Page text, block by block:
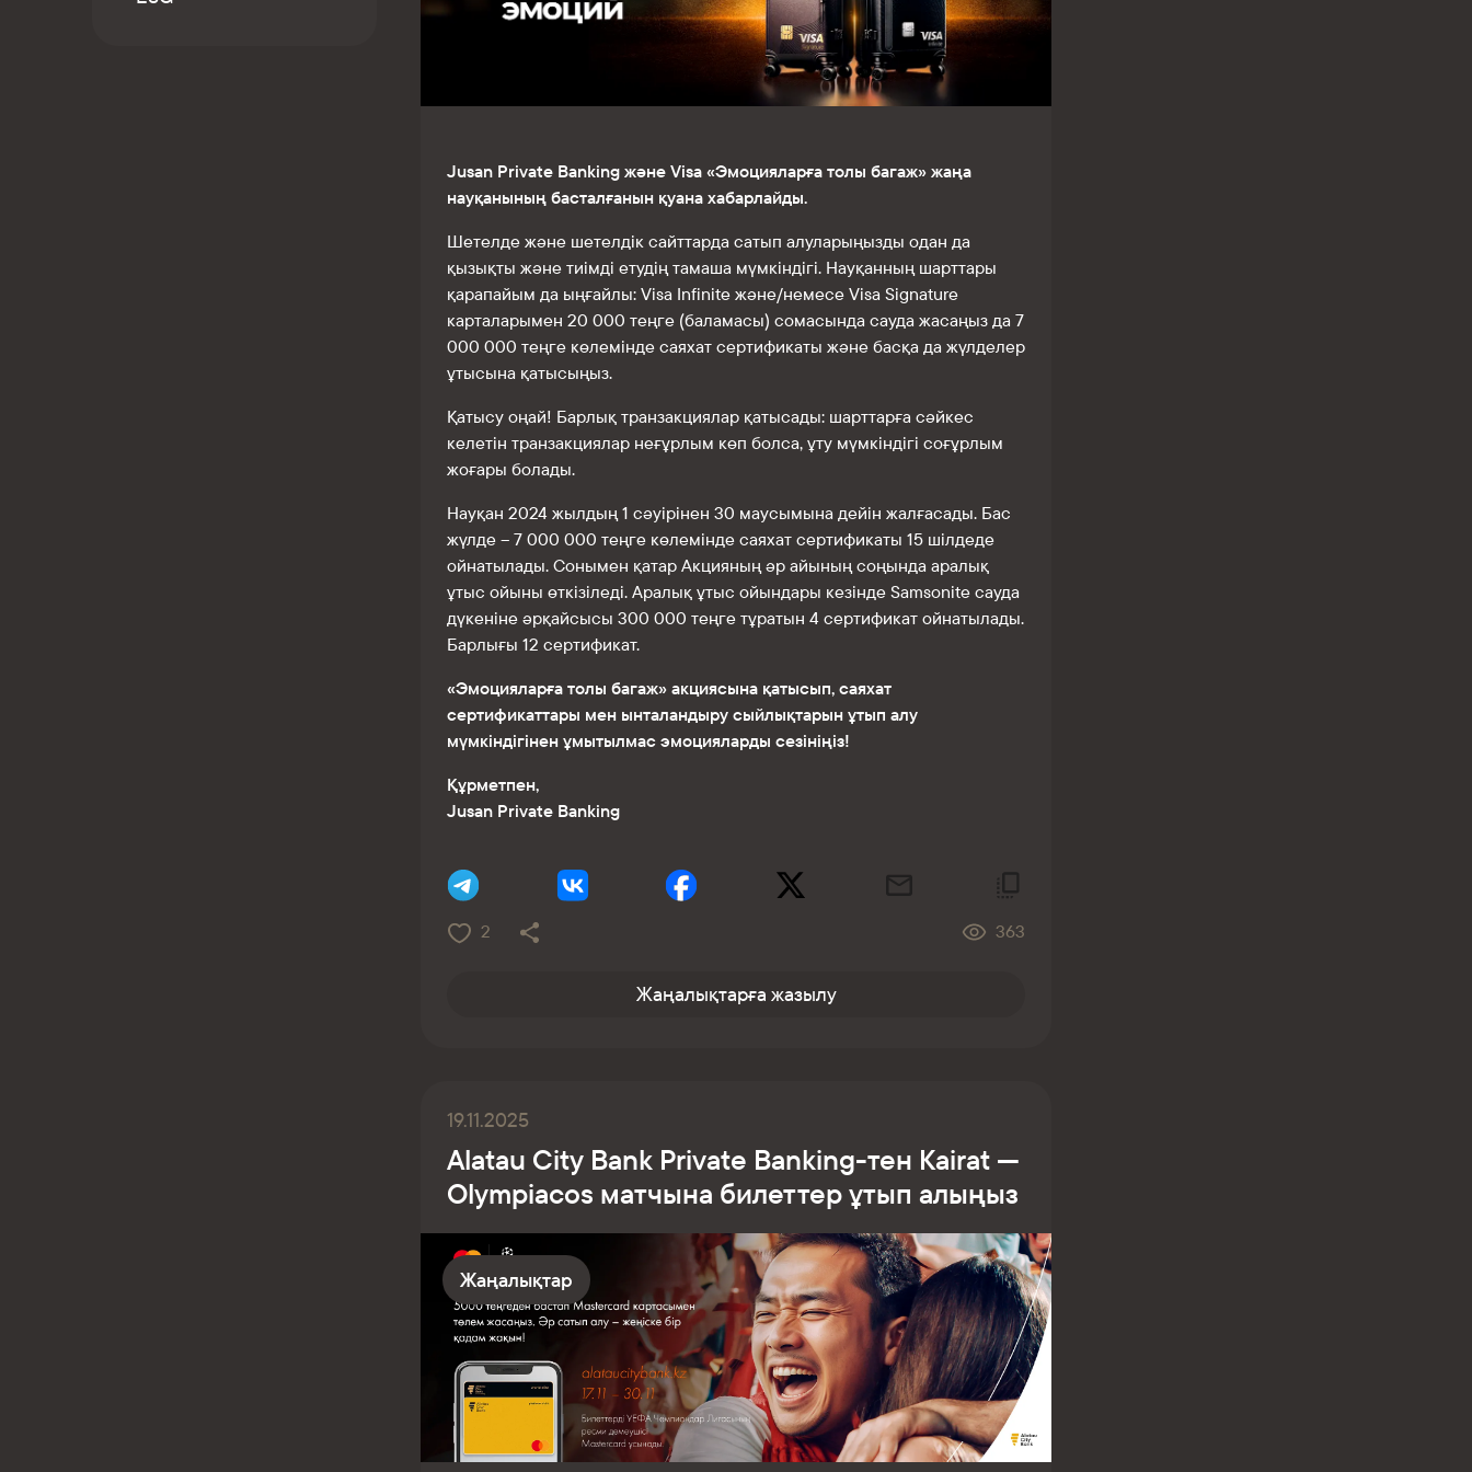
Jusan Private Banking және Visa «Эмоцияларға толы багаж» жаңа
науқанының басталғанын қуана хабарлайды.
Шетелде және шетелдік сайттарда сатып алуларыңызды одан да
қызықты және тиімді етудің тамаша мүмкіндігі. Науқанның шарттары
қарапайым да ыңғайлы: Visa Infinite және/немесе Visa Signature
карталарымен 20 000 теңге (баламасы) сомасында сауда жасаңыз да 7
000 000 теңге көлемінде саяхат сертификаты және басқа да жүлделер
ұтысына қатысыңыз.
Қатысу оңай! Барлық транзакциялар қатысады: шарттарға сәйкес
келетін транзакциялар неғұрлым көп болса, ұту мүмкіндігі соғұрлым
жоғары болады.
Науқан 2024 жылдың 1 сәуірінен 30 маусымына дейін жалғасады. Бас
жүлде – 7 000 000 теңге көлемінде саяхат сертификаты 15 шілдеде
ойнатылады. Сонымен қатар Акцияның әр айының соңында аралық
ұтыс ойыны өткізіледі. Аралық ұтыс ойындары кезінде Samsonite сауда
дүкеніне әрқайсысы 300 000 теңге тұратын 4 сертификат ойнатылады.
Барлығы 12 сертификат.
«Эмоцияларға толы багаж» акциясына қатысып, саяхат
сертификаттары мен ынталандыру сыйлықтарын ұтып алу
мүмкіндігінен ұмытылмас эмоцияларды сезініңіз!
Құрметпен,
Jusan Private Banking
2 363
Жаңалықтарға жазылу
19.11.2025
Alatau City Bank Private Banking-тен Kairat —
Olympiacos матчына билеттер ұтып алыңыз
Жаңалықтар